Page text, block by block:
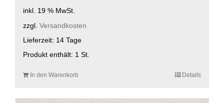
inkl. 19 % MwSt.
zzgl. Versandkosten
Lieferzeit: 14 Tage
Produkt enthält: 1 St.
In den Warenkorb Details